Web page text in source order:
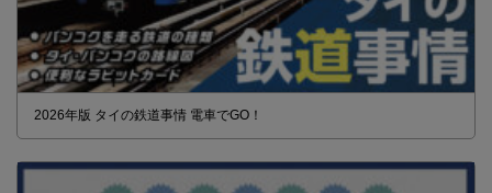
2026年版 タイの鉄道事情 電車でGO！